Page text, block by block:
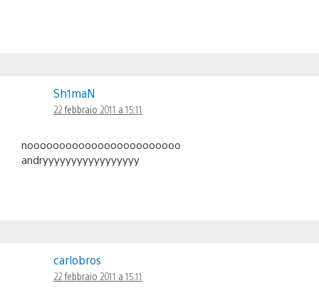
Sh1maN
22 febbraio 2011 a 15:11
noooooooooooooooooooooooo
andryyyyyyyyyyyyyyyyy
carlobros
22 febbraio 2011 a 15:11